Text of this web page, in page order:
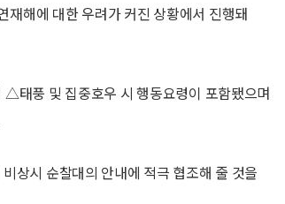
재해에 대한 우려가 커진 상황에서 진행돼
태풍 및 집중호우 시 행동요령이 포함됐으며
상시 순찰대의 안내에 적극 협조해 줄 것을